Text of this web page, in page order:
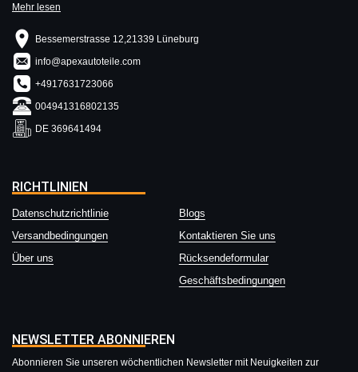
Mehr lesen
Bessemerstrasse 12,21339 Lüneburg
info@apexautoteile.com
+4917631723066
004941316802135
DE 369641494
RICHTLINIEN
Datenschutzrichtlinie
Blogs
Versandbedingungen
Kontaktieren Sie uns
Über uns
Rücksendeformular
Geschäftsbedingungen
NEWSLETTER ABONNIEREN
Abonnieren Sie unseren wöchentlichen Newsletter mit Neuigkeiten zur